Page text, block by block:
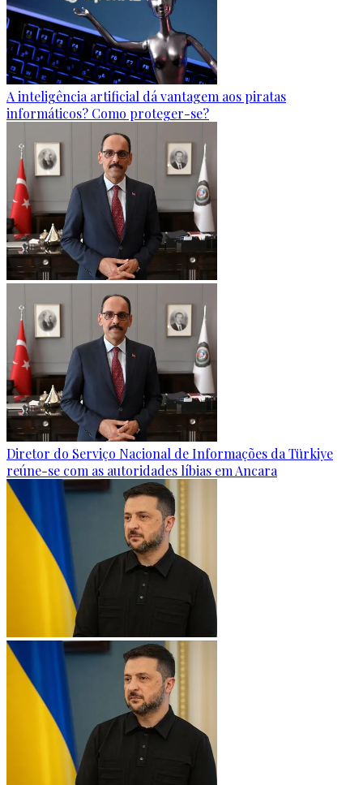
A inteligência artificial dá vantagem aos piratas
informáticos? Como proteger-se?
Diretor do Serviço Nacional de Informações da Türkiye
reúne-se com as autoridades líbias em Ancara